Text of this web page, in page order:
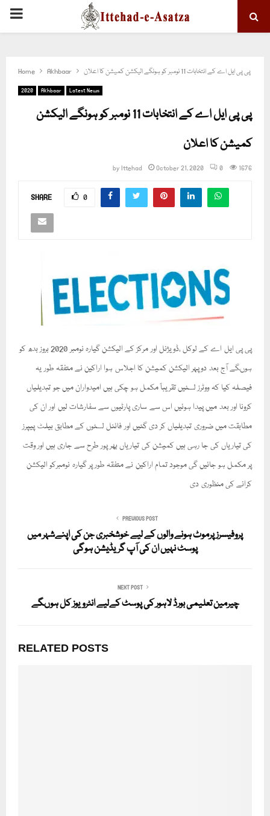
PRIMARY
Home Akhbaar پی پی ایل اے کے انتخابات 11 نومبر کو ہونگے الیکشن کمیشن کا اعلان
2020 Akhbaar Latest News
پی پی ایل اے کے انتخابات 11 نومبر کو ہونگے الیکشن
کمیشن کا اعلان
byIttehad October 21, 2020 0 1676
SHARE 0
پی پی ایل اے کے لوکل ،ڈویژنل اور مرکز کے الیکشن گیارہ نومبر 2020 بروز بدھ کو
ہوںگے آج بعد دوپہر الیکشن کمیشن کا اجلاس ہوا اراکین نے متفقہ طور یہ
فیصلہ کیا کہ ووٹرز لسٹیں تقریباً مکمل ہو چکی ہیں امیدواران میں جو تبدیلیاں
کرونا اور بعد میں پیدا ہوئیں اس سے ساری پارٹیوں سے سفارشات لیں اور ان کی
مطابقت میں ضروری تبدیلیاں کر دی گئیں اور فائنل لسٹوں کے مطابق بیلٹ پیپرز
کی تیاریاں کی جا رہی ہیں کمیشن کی تیاریاں بھر پور طرح سے جاری ہیں اور وقت
پر مکمل ہو جائیں گی موجود تمام اراکین نے متفقہ طور پر گیارہ نومبرکو الیکشن
کرانے کی منظوری دی
PREVIOUS POST
پروفیسرز پرموٹ ہونے والوں کے لیے خوشخبری جن کی اپنےشہر میں
پوسٹ نہیں ان کی آپ گریڈیشن ہوگی
NEXT POST
چیرمین تعلیمی بورڈ لاہور کی پوسٹ کےلیے انٹرویوز کل ہوںگے
RELATED POSTS